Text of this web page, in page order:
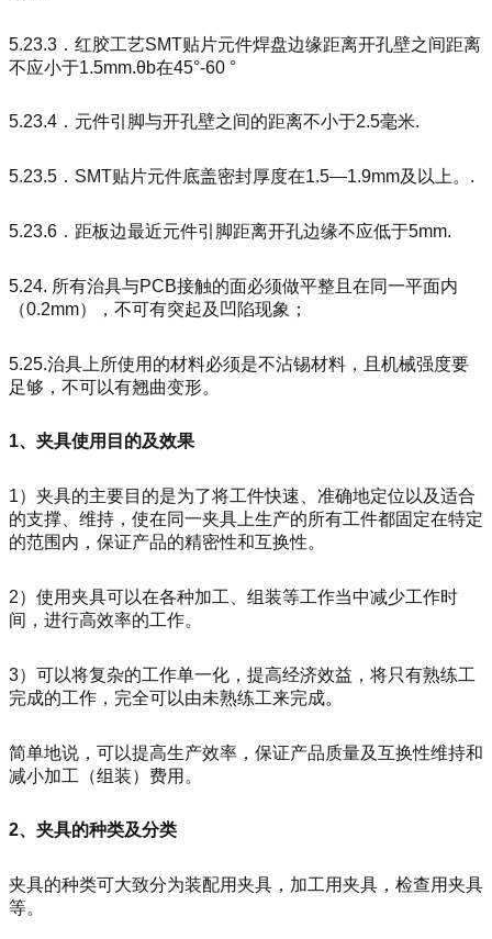
5.23.3．红胶工艺SMT贴片元件焊盘边缘距离开孔壁之间距离
不应小于1.5mm.θb在45°-60 °
5.23.4．元件引脚与开孔壁之间的距离不小于2.5毫米.
5.23.5．SMT贴片元件底盖密封厚度在1.5—1.9mm及以上。.
5.23.6．距板边最近元件引脚距离开孔边缘不应低于5mm.
5.24. 所有治具与PCB接触的面必须做平整且在同一平面内
（0.2mm），不可有突起及凹陷现象；
5.25.治具上所使用的材料必须是不沾锡材料，且机械强度要
足够，不可以有翘曲变形。
1、夹具使用目的及效果
1）夹具的主要目的是为了将工件快速、准确地定位以及适合
的支撑、维持，使在同一夹具上生产的所有工件都固定在特定
的范围内，保证产品的精密性和互换性。
2）使用夹具可以在各种加工、组装等工作当中减少工作时
间，进行高效率的工作。
3）可以将复杂的工作单一化，提高经济效益，将只有熟练工
完成的工作，完全可以由未熟练工来完成。
简单地说，可以提高生产效率，保证产品质量及互换性维持和
减小加工（组装）费用。
2、 夹具的种类及分类
夹具的种类可大致分为装配用夹具，加工用夹具，检查用夹具
等。